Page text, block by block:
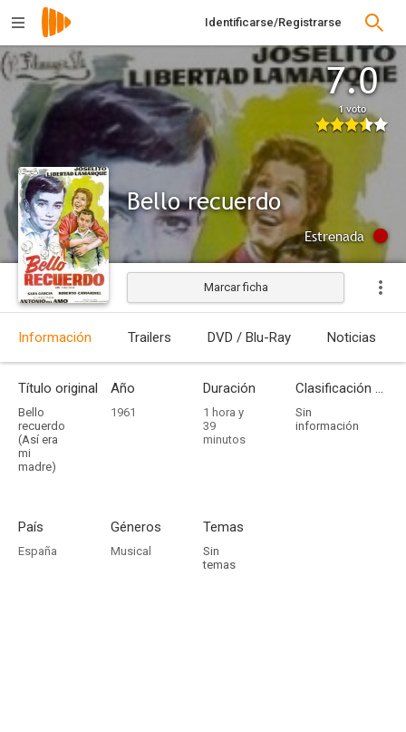
Identificarse/Registrarse
7.0
1 voto
Bello recuerdo
Estrenada
Marcar ficha
Información Trailers DVD / Blu-Ray Noticias
Título original
Bello
recuerdo
(Así era
mi
madre)
Año
1961
Duración
1 hora y
39
minutos
Clasificación por edades
Sin
información
País
España
Géneros
Musical
Temas
Sin
temas